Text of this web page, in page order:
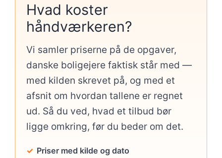
Hvad koster
håndværkeren?
Vi samler priserne på de opgaver,
danske boligejere faktisk står med —
med kilden skrevet på, og med et
afsnit om hvordan tallene er regnet
ud. Så du ved, hvad et tilbud bør
ligge omkring, før du beder om det.
Priser med kilde og dato